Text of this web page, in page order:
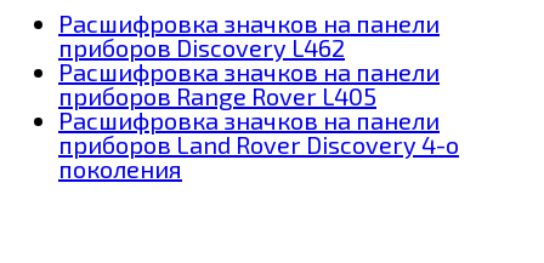
Расшифровка значков на панели
приборов Discovery L462
Расшифровка значков на панели
приборов Range Rover L405
Расшифровка значков на панели
приборов Land Rover Discovery 4-о
поколения